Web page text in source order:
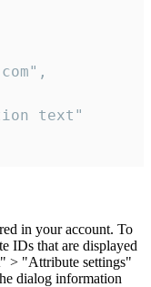
text"
in your account. To
IDs that are displayed
> "Attribute settings"
dialog information